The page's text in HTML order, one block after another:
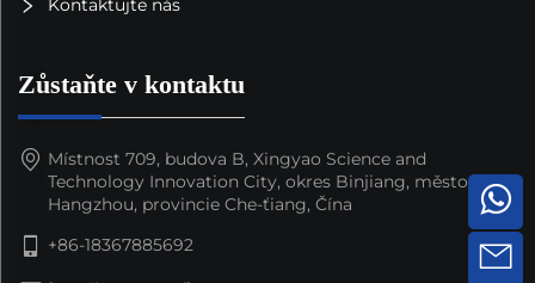
Zůstaňte v kontaktu
Místnost 709, budova B, Xingyao Science and
Technology Innovation City, okres Binjiang, město
Hangzhou, provincie Che-ťiang, Čína
+86-18367885692